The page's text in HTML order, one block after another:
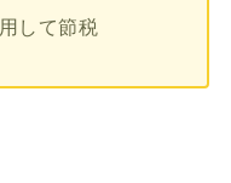
して節税